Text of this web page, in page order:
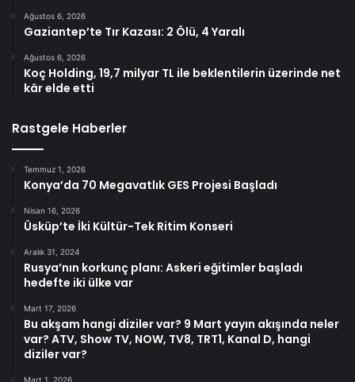
Ağustos 6, 2026
Gaziantep’te Tır Kazası: 2 Ölü, 4 Yaralı
Ağustos 6, 2026
Koç Holding, 19,7 milyar TL ile beklentilerin üzerinde net
kâr elde etti
Rastgele Haberler
Temmuz 1, 2026
Konya’da 70 Megavatlık GES Projesi Başladı
Nisan 16, 2026
Üsküp’te İki Kültür-Tek Ritim Konseri
Aralık 31, 2024
Rusya’nın korkunç planı: Askeri eğitimler başladı
hedefte iki ülke var
Mart 17, 2026
Bu akşam hangi diziler var? 9 Mart yayın akışında neler
var? ATV, Show TV, NOW, TV8, TRT1, Kanal D, hangi
diziler var?
Mart 1, 2026